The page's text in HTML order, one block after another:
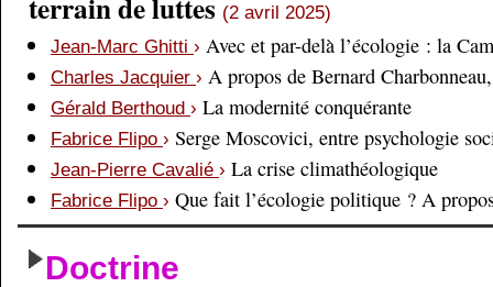
terrain de luttes (2 avril 2025)
Jean-Marc Ghitti › Avec et par-delà l’écologie : la
Charles Jacquier › A propos de Bernard
Gérald Berthoud › La modernité conquérante
Fabrice Flipo › Serge Moscovici, entre psychologie
Jean-Pierre Cavalié › La crise climathéologique
Fabrice Flipo › Que fait l’écologie politique ? A
Doctrine